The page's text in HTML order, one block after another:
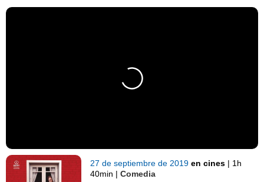
27 de septiembre de 2019en cines | 1h
40min | Comedia